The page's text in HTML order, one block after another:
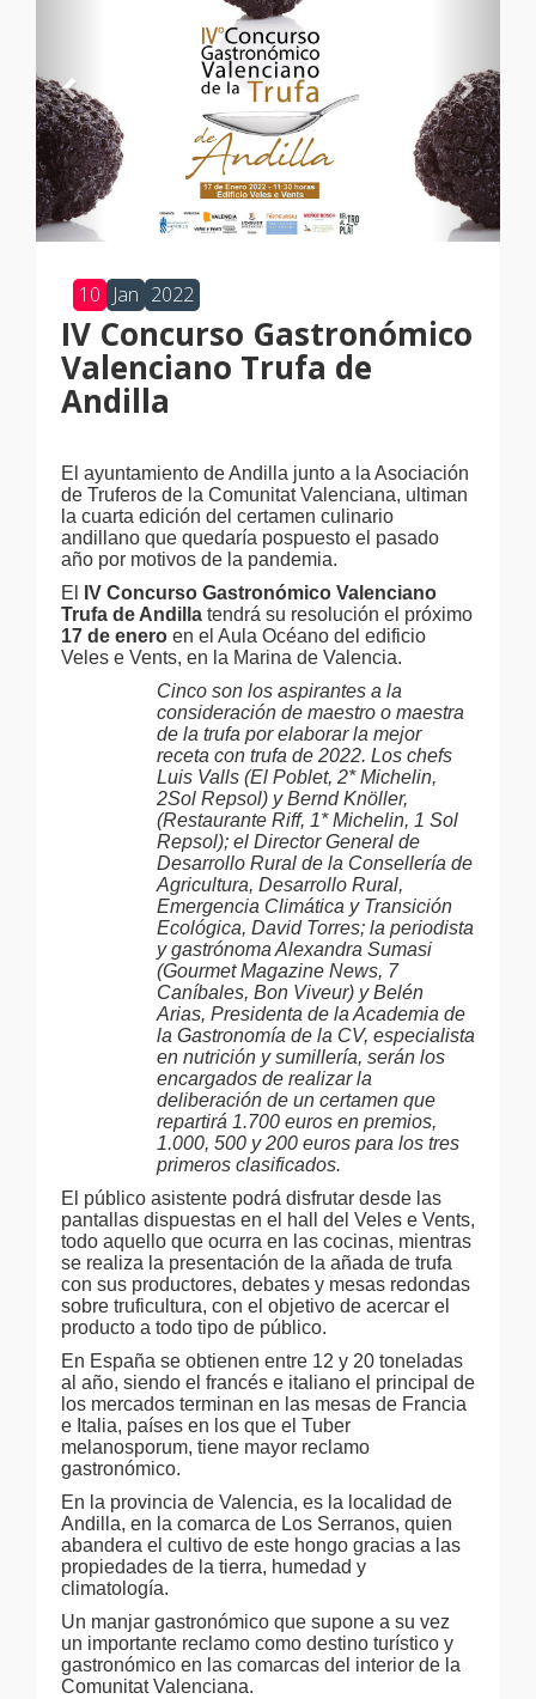
10 Jan 2022
IV Concurso Gastronómico
Valenciano Trufa de
Andilla
El ayuntamiento de Andilla junto a la Asociación
de Truferos de la Comunitat Valenciana, ultiman
la cuarta edición del certamen culinario
andillano que quedaría pospuesto el pasado
año por motivos de la pandemia.
El
IV Concurso Gastronómico Valenciano
Trufa de Andilla tendrá su resolución el próximo
17 de enero en el Aula Océano del edificio
Veles e Vents, en la Marina de Valencia.
Cinco son los aspirantes a la
consideración de maestro o maestra
de la trufa por elaborar la mejor
receta con trufa de 2022. Los chefs
Luis Valls (El Poblet, 2* Michelin,
2Sol Repsol) y Bernd Knöller,
(Restaurante Riff, 1* Michelin, 1 Sol
Repsol); el Director General de
Desarrollo Rural de la Consellería de
Agricultura, Desarrollo Rural,
Emergencia Climática y Transición
Ecológica, David Torres; la periodista
y gastrónoma Alexandra Sumasi
(Gourmet Magazine News, 7
Caníbales, Bon Viveur) y Belén
Arias, Presidenta de la Academia de
la Gastronomía de la CV, especialista
en nutrición y sumillería, serán los
encargados de realizar la
deliberación de un certamen que
repartirá 1.700 euros en premios,
1.000, 500 y 200 euros para los tres
primeros clasificados.
El público asistente podrá disfrutar desde las
pantallas dispuestas en el hall del Veles e Vents,
todo aquello que ocurra en las cocinas, mientras
se realiza la presentación de la añada de trufa
con sus productores, debates y mesas redondas
sobre truficultura, con el objetivo de acercar el
producto a todo tipo de público.
En España se obtienen entre 12 y 20 toneladas
al año, siendo el francés e italiano el principal de
los mercados terminan en las mesas de Francia
e Italia, países en los que el Tuber
melanosporum, tiene mayor reclamo
gastronómico.
En la provincia de Valencia, es la localidad de
Andilla, en la comarca de Los Serranos, quien
abandera el cultivo de este hongo gracias a las
propiedades de la tierra, humedad y
climatología.
Un manjar gastronómico que supone a su vez
un importante reclamo como destino turístico y
gastronómico en las comarcas del interior de la
Comunitat Valenciana.